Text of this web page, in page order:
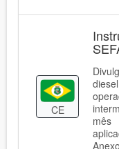
CE